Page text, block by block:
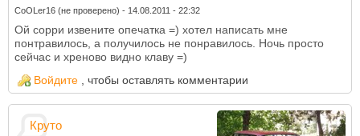
CoOLer16 (не проверено) - 14.08.2011 - 22:32
Ой сорри извените опечатка =) хотел написать мне
понтравилось, а получилось не понравилось. Ночь просто
сейчас и хреново видно клаву =)
Войдите
, чтобы оставлять комментарии
Круто